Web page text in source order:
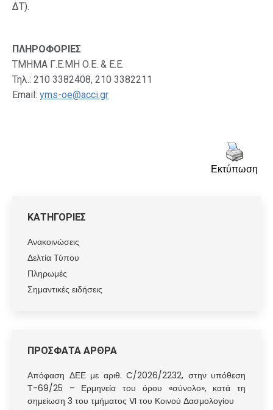
ΔΤ).
ΠΛΗΡΟΦΟΡΙΕΣ
ΤΜΗΜΑ Γ.Ε.ΜΗ Ο.Ε. & Ε.Ε.
Τηλ.: 210 3382408, 210 3382211
Email: yms-oe@acci.gr
Εκτύπωση
ΚΑΤΗΓΟΡΙΕΣ
Ανακοινώσεις
Δελτία Τύπου
Πληρωμές
Σημαντικές ειδήσεις
ΠΡΟΣΦΑΤΑ ΑΡΘΡΑ
Απόφαση ΔΕΕ με αριθ. C/2026/2232, στην υπόθεση
Τ-69/25 – Ερμηνεία του όρου «σύνολο», κατά τη
σημείωση 3 του τμήματος VI του Κοινού Δασμολογίου